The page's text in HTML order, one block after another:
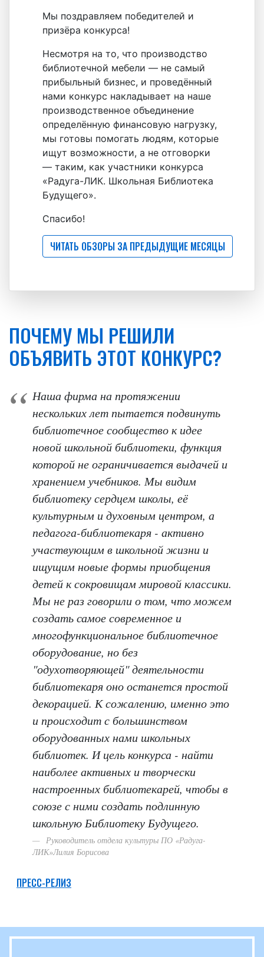
Мы поздравляем победителей и
призёра конкурса!
Несмотря на то, что производство
библиотечной мебели — не самый
прибыльный бизнес, и проведённый
нами конкурс накладывает на наше
производственное объединение
определённую финансовую нагрузку,
мы готовы помогать людям, которые
ищут возможности, а не отговорки
— таким, как участники конкурса
«Радуга-ЛИК. Школьная Библиотека
Будущего».
Спасибо!
ЧИТАТЬ ОБЗОРЫ ЗА ПРЕДЫДУЩИЕ МЕСЯЦЫ
ПОЧЕМУ МЫ РЕШИЛИ
ОБЪЯВИТЬ ЭТОТ КОНКУРС?
Наша фирма на протяжении
нескольких лет пытается подвинуть
библиотечное сообщество к идее
новой школьной библиотеки, функция
которой не ограничивается выдачей и
хранением учебников. Мы видим
библиотеку сердцем школы, её
культурным и духовным центром, а
педагога-библиотекаря - активно
участвующим в школьной жизни и
ищущим новые формы приобщения
детей к сокровищам мировой классики.
Мы не раз говорили о том, что можем
создать самое современное и
многофункциональное библиотечное
оборудование, но без
"одухотворяющей" деятельности
библиотекаря оно останется простой
декорацией. К сожалению, именно это
и происходит с большинством
оборудованных нами школьных
библиотек. И цель конкурса - найти
наиболее активных и творчески
настроенных библиотекарей, чтобы в
союзе с ними создать подлинную
школьную Библиотеку Будущего.
Руководитель отдела культуры ПО «Радуга-
ЛИК»Лилия Борисова
ПРЕСС-РЕЛИЗ